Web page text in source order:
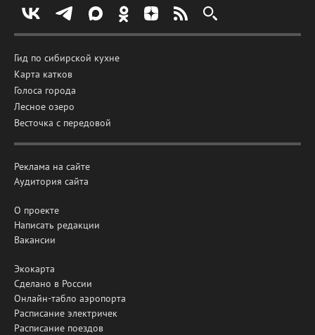
Гид по сибирской кухне
Карта катков
Голоса города
Лесное озеро
Весточка с передовой
Реклама на сайте
Аудитория сайта
О проекте
Написать редакции
Вакансии
Экокарта
Сделано в России
Онлайн-табло аэропорта
Расписание электричек
Расписание поездов